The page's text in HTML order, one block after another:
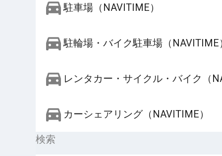
駐車場（NAVITIME）
駐輪場・バイク駐車場（NAVITIME
レンタカー・サイクル・バイク（
カーシェアリング（NAVITIME）
検索